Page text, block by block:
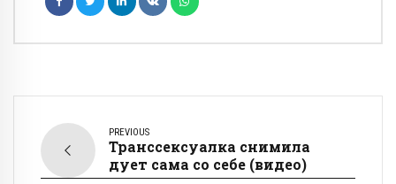
PREVIOUS
Транссексуалка снимила
дует сама со себе (видео)